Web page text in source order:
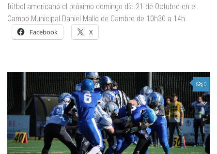
fútbol americano el próximo domingo día 21 de Octubre en el
Campo Municipal Daniel Mallo de Cambre de 10h30 a 14h.
Facebook X
0